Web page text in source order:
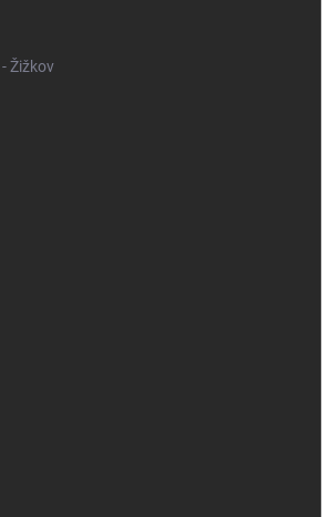
Žižkov